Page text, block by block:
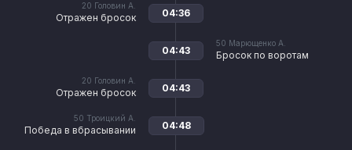
20 Головин А.
Отражен бросок 04:36
50 Марющенко А.
Бросок по воротам
04:43
20 Головин А.
Отражен бросок 04:43
50 Троицкий А.
Победа в вбрасывании 04:48